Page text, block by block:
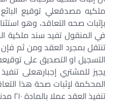
ملكيه مصدقعلي توقيع
بإثبات صحه التعاقد، وهو
في المنقول تفيد سند ملكية
تنتقل بمجرد العقد ومن ثم فإن
التسجيل او التصديق على
يجيز للمشتري إجبارهعلى تنفيذ
المحكمة لإثبات صحة هذا
تنفيذ العقد عملا بالمادة ۲۱۰ مدنی .